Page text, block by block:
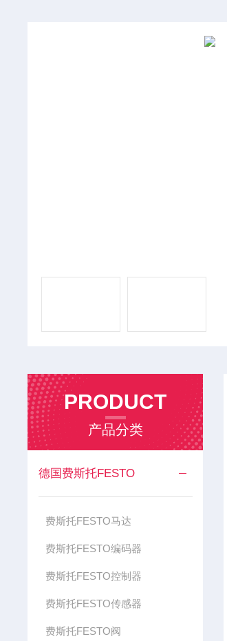
PRODUCT
产品分类
德国费斯托FESTO
费斯托FESTO马达
费斯托FESTO编码器
费斯托FESTO控制器
费斯托FESTO传感器
费斯托FESTO阀